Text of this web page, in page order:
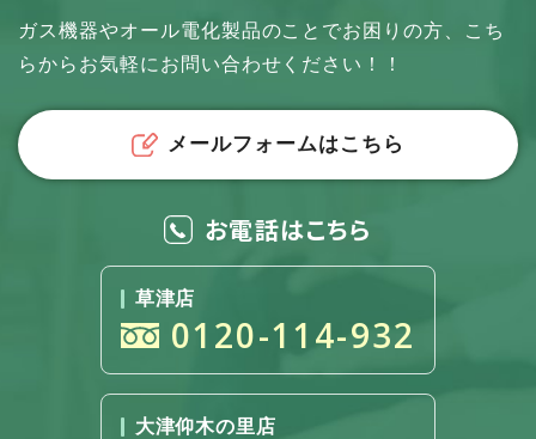
ガス機器やオール電化製品のことでお困りの方、
こち
らからお気軽にお問い合わせください！！
メールフォームはこちら
お電話はこちら
草津店
0120-114-932
大津仰木の里店